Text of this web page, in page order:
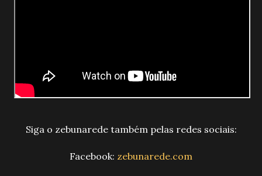
Siga o zebunarede também pelas redes sociais:
Facebook: zebunarede.com